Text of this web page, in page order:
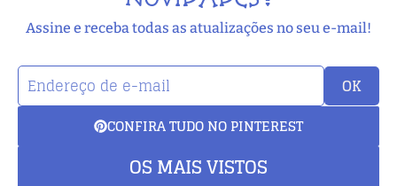
Assine e receba todas as atualizações no seu e-mail!
OK
CONFIRA TUDO NO PINTEREST
OS MAIS VISTOS